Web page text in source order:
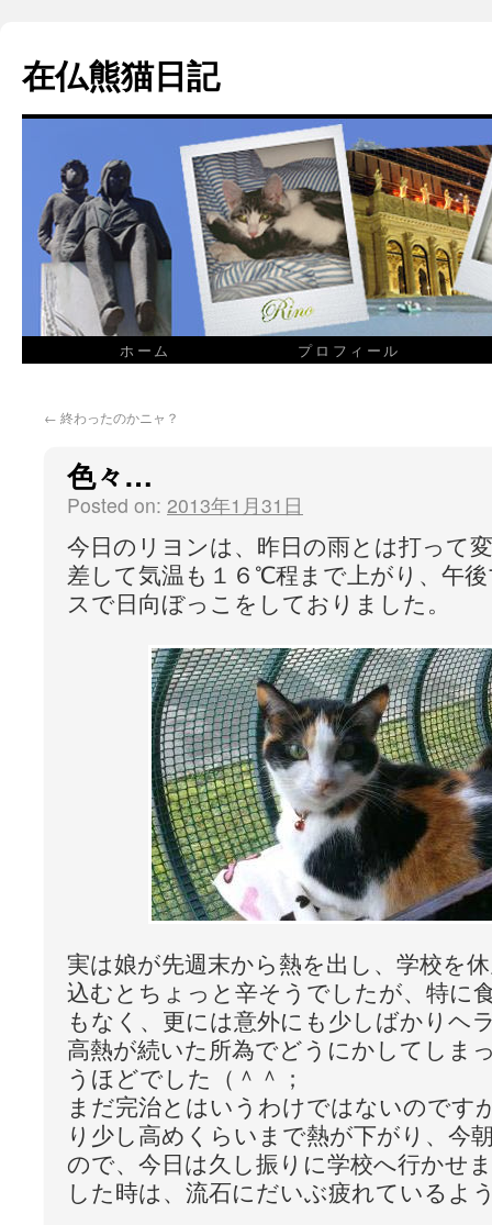
在仏熊猫日記
ホーム プロフィール
← 終わったのかニャ？
色々…
Posted on: 2013年1月31日
今日のリヨンは、昨日の雨とは打って
差して気温も１６℃程まで上がり、午
スで日向ぼっこをしておりました。
実は娘が先週末から熱を出し、学校を
込むとちょっと辛そうでしたが、特に
もなく、更には意外にも少しばかりヘ
高熱が続いた所為でどうにかしてしま
うほどでした（＾＾；
まだ完治とはいうわけではないのです
り少し高めくらいまで熱が下がり、今
ので、今日は久し振りに学校へ行かせ
した時は、流石にだいぶ疲れているよ